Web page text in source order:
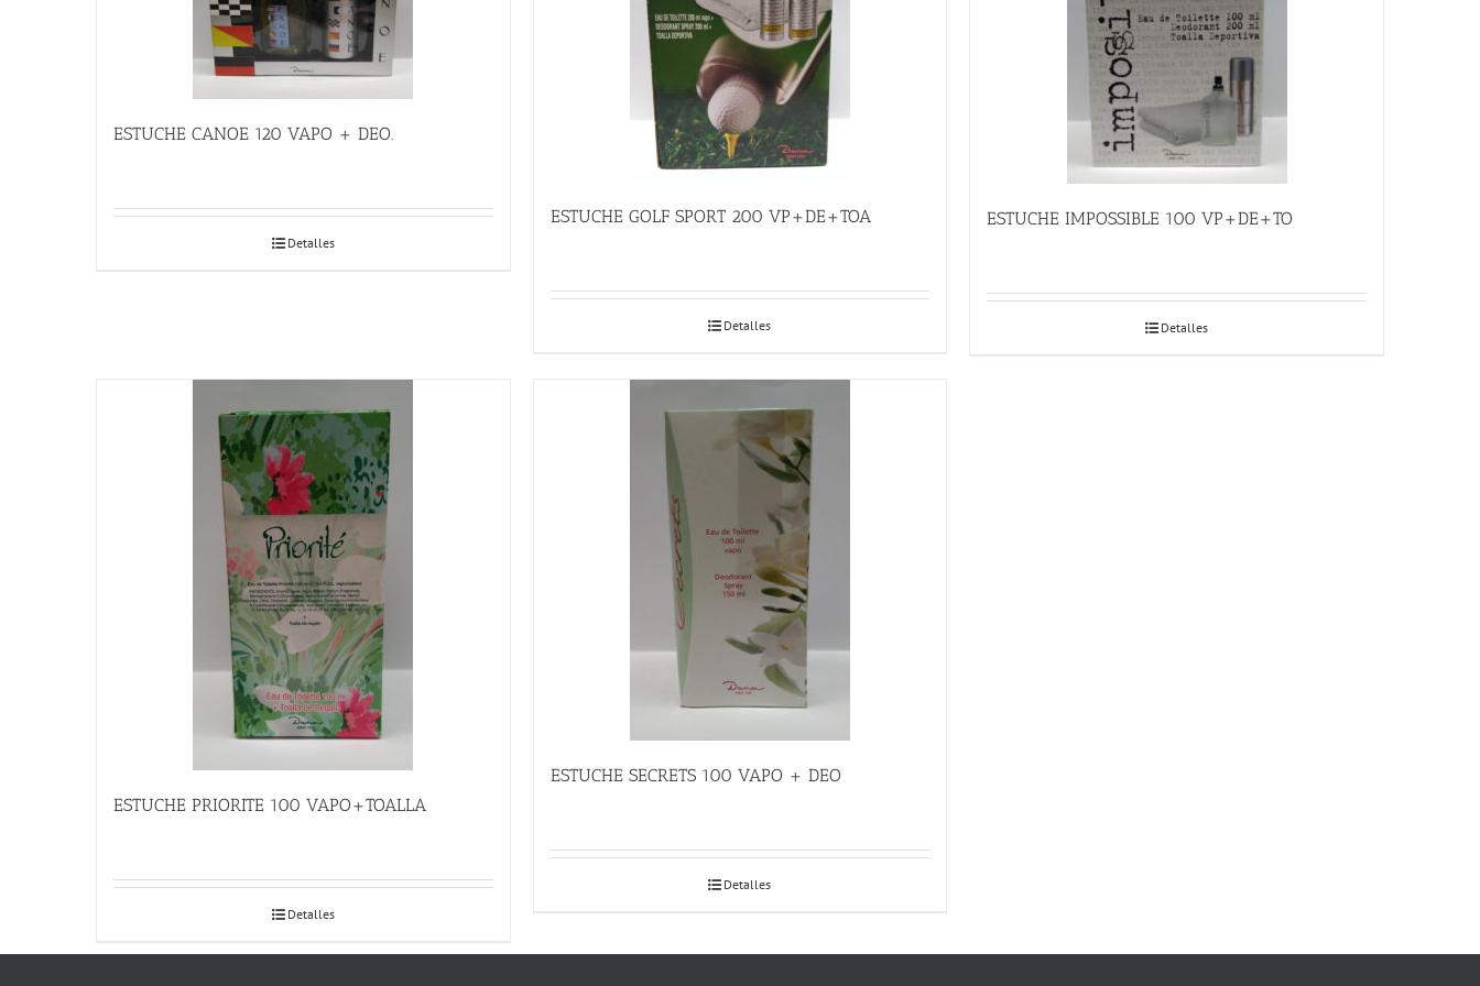
ESTUCHE CANOE 120 VAPO + DEO.
Detalles
ESTUCHE GOLF SPORT 200 VP+DE+TOA
Detalles
ESTUCHE IMPOSSIBLE 100 VP+DE+TO
Detalles
ESTUCHE PRIORITE 100 VAPO+TOALLA
Detalles
ESTUCHE SECRETS 100 VAPO + DEO
Detalles